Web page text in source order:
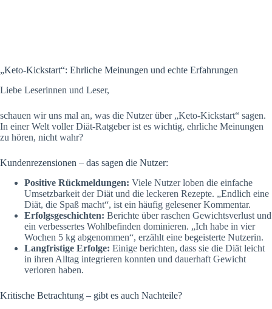
„Keto-Kickstart“: Ehrliche Meinungen und echte Erfahrungen
Liebe Leserinnen und Leser,
schauen wir uns mal an, was die Nutzer über „Keto-Kickstart“ sagen.
In einer Welt voller Diät-Ratgeber ist es wichtig, ehrliche Meinungen
zu hören, nicht wahr?
Kundenrezensionen – das sagen die Nutzer:
Positive Rückmeldungen: Viele Nutzer loben die einfache
Umsetzbarkeit der Diät und die leckeren Rezepte. „Endlich eine
Diät, die Spaß macht“, ist ein häufig gelesener Kommentar.
Erfolgsgeschichten: Berichte über raschen Gewichtsverlust und
ein verbessertes Wohlbefinden dominieren. „Ich habe in vier
Wochen 5 kg abgenommen“, erzählt eine begeisterte Nutzerin.
Langfristige Erfolge: Einige berichten, dass sie die Diät leicht
in ihren Alltag integrieren konnten und dauerhaft Gewicht
verloren haben.
Kritische Betrachtung – gibt es auch Nachteile?